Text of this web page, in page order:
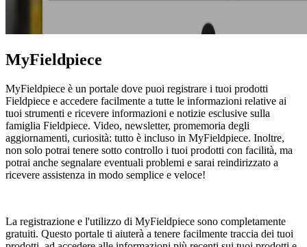
MyFieldpiece
MyFieldpiece è un portale dove puoi registrare i tuoi prodotti
Fieldpiece e accedere facilmente a tutte le informazioni relative ai
tuoi strumenti e ricevere informazioni e notizie esclusive sulla
famiglia Fieldpiece. Video, newsletter, promemoria degli
aggiornamenti, curiosità: tutto è incluso in MyFieldpiece. Inoltre,
non solo potrai tenere sotto controllo i tuoi prodotti con facilità, ma
potrai anche segnalare eventuali problemi e sarai reindirizzato a
ricevere assistenza in modo semplice e veloce!
La registrazione e l'utilizzo di MyFieldpiece sono completamente
gratuiti. Questo portale ti aiuterà a tenere facilmente traccia dei tuoi